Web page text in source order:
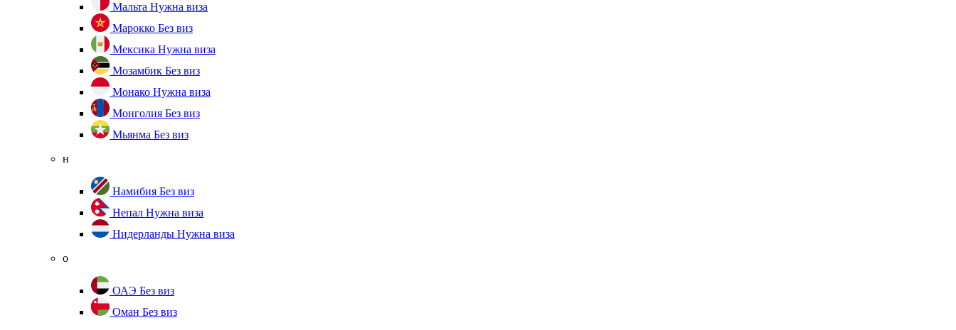
Мальта Нужна виза
Марокко Без виз
Мексика Нужна виза
Мозамбик Без виз
Монако Нужна виза
Монголия Без виз
Мьянма Без виз
н
Намибия Без виз
Непал Нужна виза
Нидерланды Нужна виза
о
ОАЭ Без виз
Оман Без виз